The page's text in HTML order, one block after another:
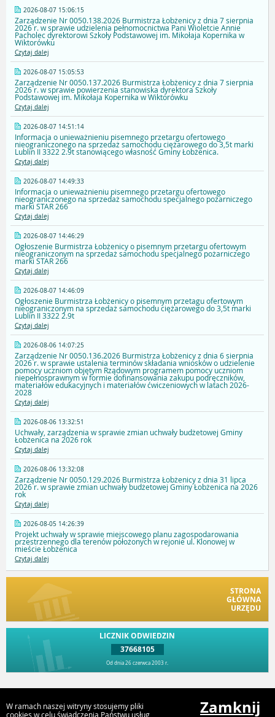
2026-08-07 15:06:15
Zarządzenie Nr 0050.138.2026 Burmistrza Łobżenicy z dnia 7 sierpnia
2026 r. w sprawie udzielenia pełnomocnictwa Pani Wioletcie Annie
Pacholec dyrektorowi Szkoły Podstawowej im. Mikołaja Kopernika w
Wiktorówku
Czytaj dalej
2026-08-07 15:05:53
Zarządzenie Nr 0050.137.2026 Burmistrza Łobżenicy z dnia 7 sierpnia
2026 r. w sprawie powierzenia stanowiska dyrektora Szkoły
Podstawowej im. Mikołaja Kopernika w Wiktorówku
Czytaj dalej
2026-08-07 14:51:14
Informacja o unieważnieniu pisemnego przetargu ofertowego
nieograniczonego na sprzedaż samochodu ciężarowego do 3,5t marki
Lublin II 3322 2.9t stanowiącego własność Gminy Łobżenica.
Czytaj dalej
2026-08-07 14:49:33
Informacja o unieważnieniu pisemnego przetargu ofertowego
nieograniczonego na sprzedaż samochodu specjalnego pożarniczego
marki STAR 266
Czytaj dalej
2026-08-07 14:46:29
Ogłoszenie Burmistrza Łobżenicy o pisemnym przetargu ofertowym
nieograniczonym na sprzedaż samochodu specjalnego pożarniczego
marki STAR 266
Czytaj dalej
2026-08-07 14:46:09
Ogłoszenie Burmistrza Łobżenicy o pisemnym przetagu ofertowym
nieograniczonym na sprzedaż samochodu ciężarowego do 3,5t marki
Lublin II 3322 2.9t
Czytaj dalej
2026-08-06 14:07:25
Zarządzenie Nr 0050.136.2026 Burmistrza Łobżenicy z dnia 6 sierpnia
2026 r. w sprawie ustalenia terminów składania wniosków o udzielenie
pomocy uczniom objętym Rządowym programem pomocy uczniom
niepełnosprawnym w formie dofinansowania zakupu podręczników,
materiałów edukacyjnych i materiałów ćwiczeniowych w latach 2026-
2028
Czytaj dalej
2026-08-06 13:32:51
Uchwały, zarządzenia w sprawie zmian uchwały budżetowej Gminy
Łobżenica na 2026 rok
Czytaj dalej
2026-08-06 13:32:08
Zarządzenie Nr 0050.129.2026 Burmistrza Łobżenicy z dnia 31 lipca
2026 r. w sprawie zmian uchwały budżetowej Gminy Łobżenica na 2026
rok
Czytaj dalej
2026-08-05 14:26:39
Projekt uchwały w sprawie miejscowego planu zagospodarowania
przestrzennego dla terenów położonych w rejonie ul. Klonowej w
mieście Łobżenica
Czytaj dalej
STRONA
GŁÓWNA
URZĘDU
LICZNIK ODWIEDZIN
37668105
Od dnia 26 czerwca 2003 r.
W ramach naszej witryny stosujemy pliki
cookies w celu świadczenia Państwu usług
Zamknij